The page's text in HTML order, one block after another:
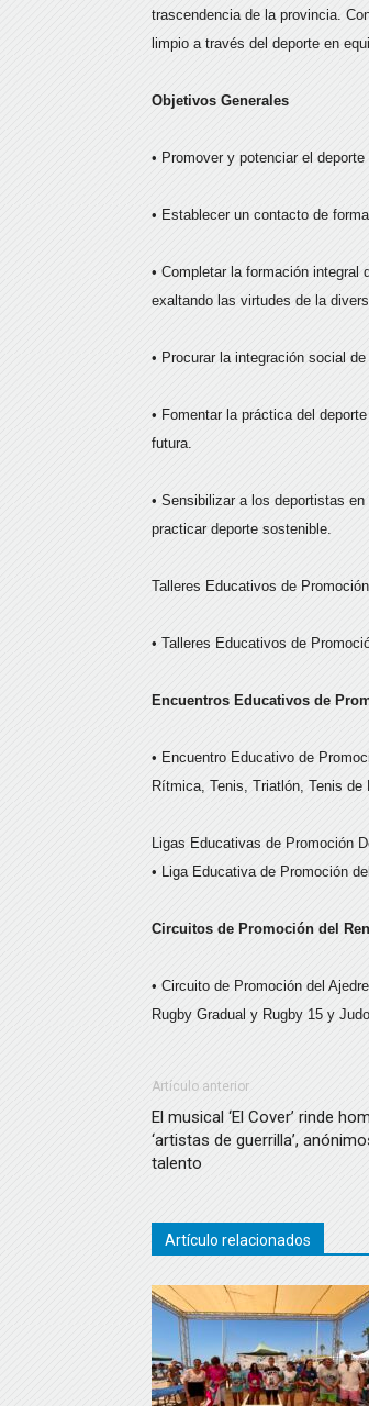
trascendencia de la provincia.
limpio a través del deporte en
Objetivos Generales
• Promover y potenciar el
• Establecer un contacto de
• Completar la formación
exaltando las virtudes de la
• Procurar la integración social
• Fomentar la práctica del
futura.
• Sensibilizar a los deportistas
practicar deporte sostenible.
Talleres Educativos de
• Talleres Educativos de
Encuentros Educativos de
• Encuentro Educativo de
Rítmica, Tenis, Triatlón, Tenis
Ligas Educativas de Promoción
• Liga Educativa de Promoción
Circuitos de Promoción del
• Circuito de Promoción del
Rugby Gradual y Rugby 15 y
Artículo anterior
El musical ‘El Cover’ rinde
‘artistas de guerrilla’,
talento
Artículo relacionados